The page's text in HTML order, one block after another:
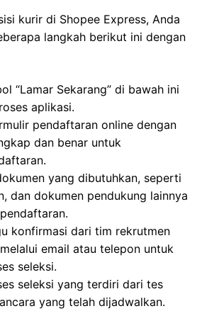
kurir di Shopee Express, Anda
langkah berikut ini dengan
“Lamar Sekarang” di bawah ini
aplikasi.
pendaftaran online dengan
dan benar untuk
yang dibutuhkan, seperti
dan dokumen pendukung lainnya
konfirmasi dari tim rekrutmen
email atau telepon untuk
seleksi.
seleksi yang terdiri dari tes
yang telah dijadwalkan.